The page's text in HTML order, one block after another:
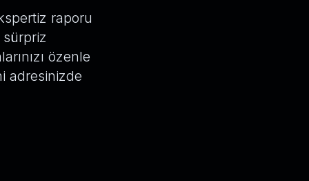
raporu
sürpriz
özenle
adresinizde